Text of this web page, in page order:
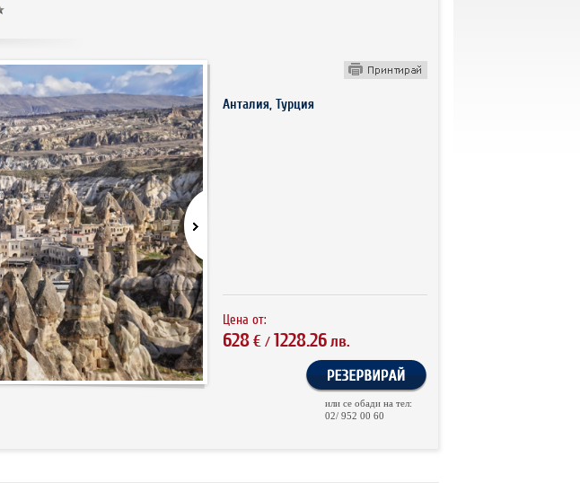
Анталия, Турция
Цена от:
628 €/ 1228.26 лв.
или се обади на тел:
02/ 952 00 60